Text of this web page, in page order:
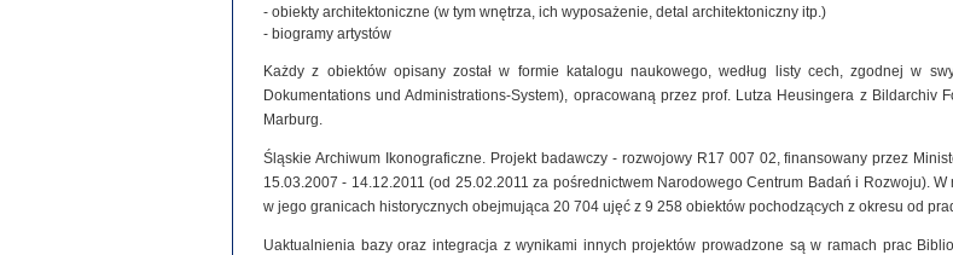
- obiekty architektoniczne (w tym wnętrza, ich wyposażenie, detal architektoniczny itp.)
- biogramy artystów
Każdy z obiektów opisany został w formie katalogu naukowego, według listy cech, zgodnej w
Dokumentations und Administrations-System), opracowaną przez prof. Lutza Heusingera z Bildarchiv
Marburg.
Śląskie Archiwum Ikonograficzne. Projekt badawczy - rozwojowy R17 007 02, finansowany przez
15.03.2007 - 14.12.2011 (od 25.02.2011 za pośrednictwem Narodowego Centrum Badań i Rozwoju).
w jego granicach historycznych obejmująca 20 704 ujęć z 9 258 obiektów pochodzących z okresu od
Uaktualnienia bazy oraz integracja z wynikami innych projektów prowadzone są w ramach prac